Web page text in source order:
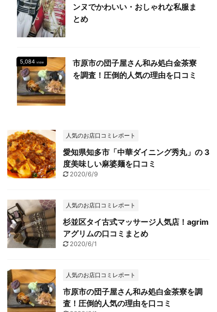
ンヌでかわいい・おしゃれな私服ま
とめ
5,084 view
市原市の団子屋さん和み処白金茶寮
を調査！圧倒的人気の理由を口コミ
人気のお店口コミレポート
愛知県知多市「中華ダイニング秀丸」の 3
度美味しい麻婆麺を口コミ
2020/6/9
人気のお店口コミレポート
杉並区タイ古式マッサージ人気店！agrim
アグリムの口コミまとめ
2020/6/1
人気のお店口コミレポート
市原市の団子屋さん和み処白金茶寮を調
査！圧倒的人気の理由を口コミ